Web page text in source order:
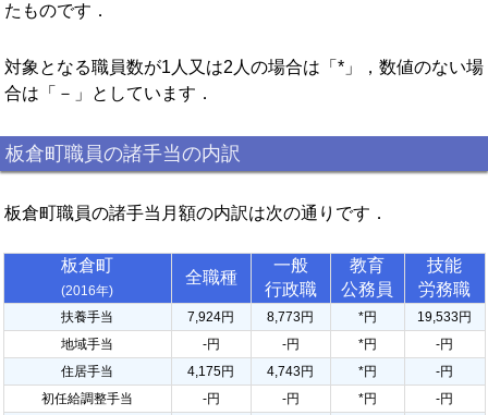
たものです．
対象となる職員数が1人又は2人の場合は「*」，数値のない場
合は「－」としています．
板倉町職員の諸手当の内訳
板倉町職員の諸手当月額の内訳は次の通りです．
板倉町
(2016年)
全職種
一般
行政職
教育
公務員
技能
労務職
扶養手当 7,924円 8,773円 *円
19,533円
地域手当
-円 -円 *円
-円
住居手当
4,175円 4,743円 *円
-円
初任給調整手当
-円 -円 *円
-円